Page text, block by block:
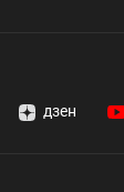
дзен